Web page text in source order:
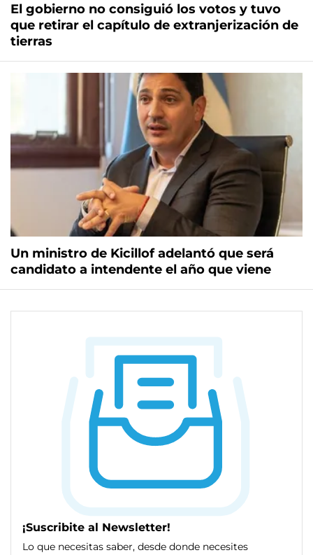
El gobierno no consiguió los votos y tuvo
que retirar el capítulo de extranjerización de
tierras
Un ministro de Kicillof adelantó que será
candidato a intendente el año que viene
¡Suscribite al Newsletter!
Lo que necesitas saber, desde donde necesites